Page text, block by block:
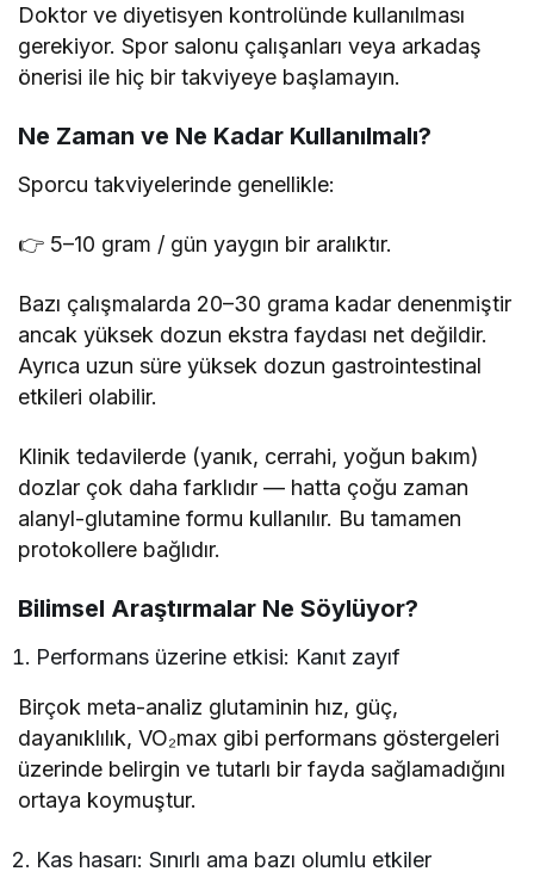
Doktor ve diyetisyen kontrolünde kullanılması
gerekiyor. Spor salonu çalışanları veya arkadaş
önerisi ile hiç bir takviyeye başlamayın.
Ne Zaman ve Ne Kadar Kullanılmalı?
Sporcu takviyelerinde genellikle:
👉 5–10 gram / gün yaygın bir aralıktır.
Bazı çalışmalarda 20–30 grama kadar denenmiştir
ancak yüksek dozun ekstra faydası net değildir.
Ayrıca uzun süre yüksek dozun gastrointestinal
etkileri olabilir.
Klinik tedavilerde (yanık, cerrahi, yoğun bakım)
dozlar çok daha farklıdır — hatta çoğu zaman
alanyl-glutamine formu kullanılır. Bu tamamen
protokollere bağlıdır.
Bilimsel Araştırmalar Ne Söylüyor?
Performans üzerine etkisi: Kanıt zayıf
Birçok meta-analiz glutaminin hız, güç,
dayanıklılık, VO₂max gibi performans göstergeleri
üzerinde belirgin ve tutarlı bir fayda sağlamadığını
ortaya koymuştur.
Kas hasarı: Sınırlı ama bazı olumlu etkiler